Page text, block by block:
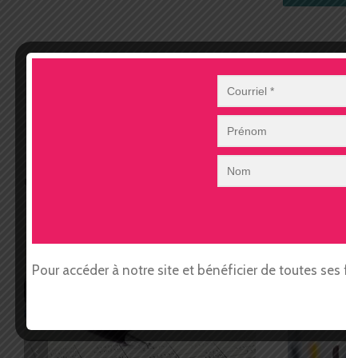
Pour accéder à notre site et bénéficier de toutes